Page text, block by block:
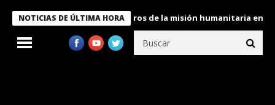
NOTICIAS DE ÚLTIMA HORA
Bukele condecora a miembros de la misión humanitaria enviada